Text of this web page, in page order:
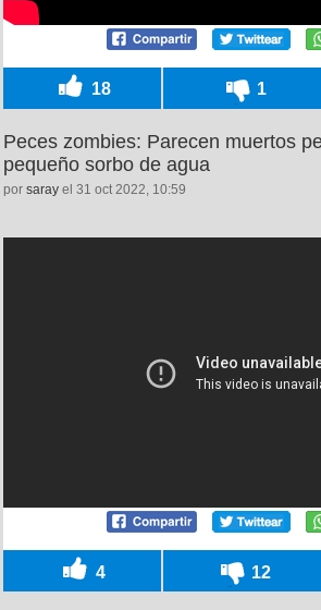
18 1
Peces zombies: Parecen muertos
pequeño sorbo de agua
por saray el 31 oct 2022, 10:59
4 12